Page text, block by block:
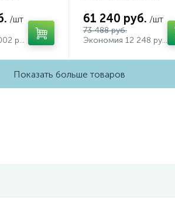
C9231,
/шт
Экономия 13 002 руб.
A9226, C9236, C9231,
N8433)
61 240 руб. /шт
73 488 руб.
Экономия 12 248 руб.
Показать больше товаров